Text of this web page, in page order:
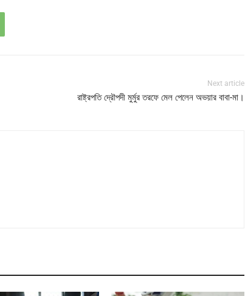
Next article
রাষ্ট্রপতি দ্রৌপদী মুর্মুর তরফে মেল পেলেন অভয়ার বাবা-মা।